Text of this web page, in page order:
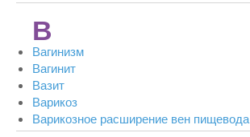
В
Вагинизм
Вагинит
Вазит
Варикоз
Варикозное расширение вен пищевода